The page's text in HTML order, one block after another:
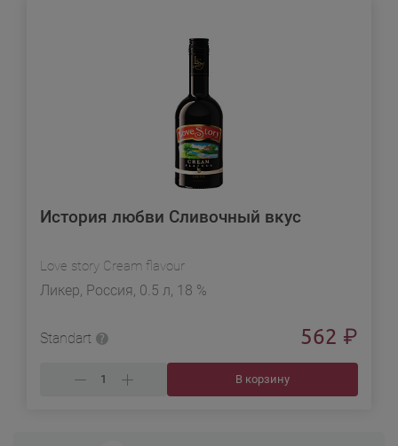
История любви Сливочный вкус
Love story Cream flavour
Ликер, Россия, 0.5 л, 18 %
Standart 562 ₽
В корзину